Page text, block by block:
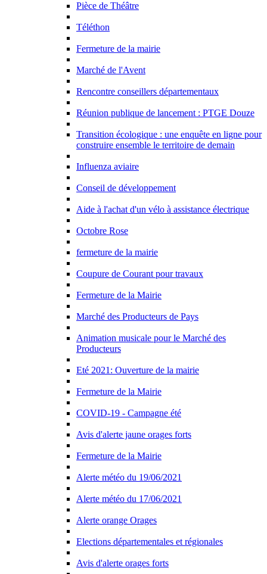
Pièce de Théâtre
Téléthon
Fermeture de la mairie
Marché de l'Avent
Rencontre conseillers départementaux
Réunion publique de lancement : PTGE Douze
Transition écologique : une enquête en ligne pour
construire ensemble le territoire de demain
Influenza aviaire
Conseil de développement
Aide à l'achat d'un vélo à assistance électrique
Octobre Rose
fermeture de la mairie
Coupure de Courant pour travaux
Fermeture de la Mairie
Marché des Producteurs de Pays
Animation musicale pour le Marché des
Producteurs
Eté 2021: Ouverture de la mairie
Fermeture de la Mairie
COVID-19 - Campagne été
Avis d'alerte jaune orages forts
Fermeture de la Mairie
Alerte météo du 19/06/2021
Alerte météo du 17/06/2021
Alerte orange Orages
Elections départementales et régionales
Avis d'alerte orages forts